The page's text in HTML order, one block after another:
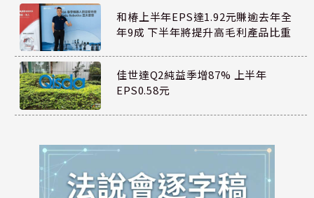
和椿上半年EPS達1.92元賺逾去年全
年9成 下半年將提升高毛利產品比重
佳世達Q2純益季增87% 上半年
EPS0.58元